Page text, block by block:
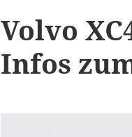
Volvo
Infos